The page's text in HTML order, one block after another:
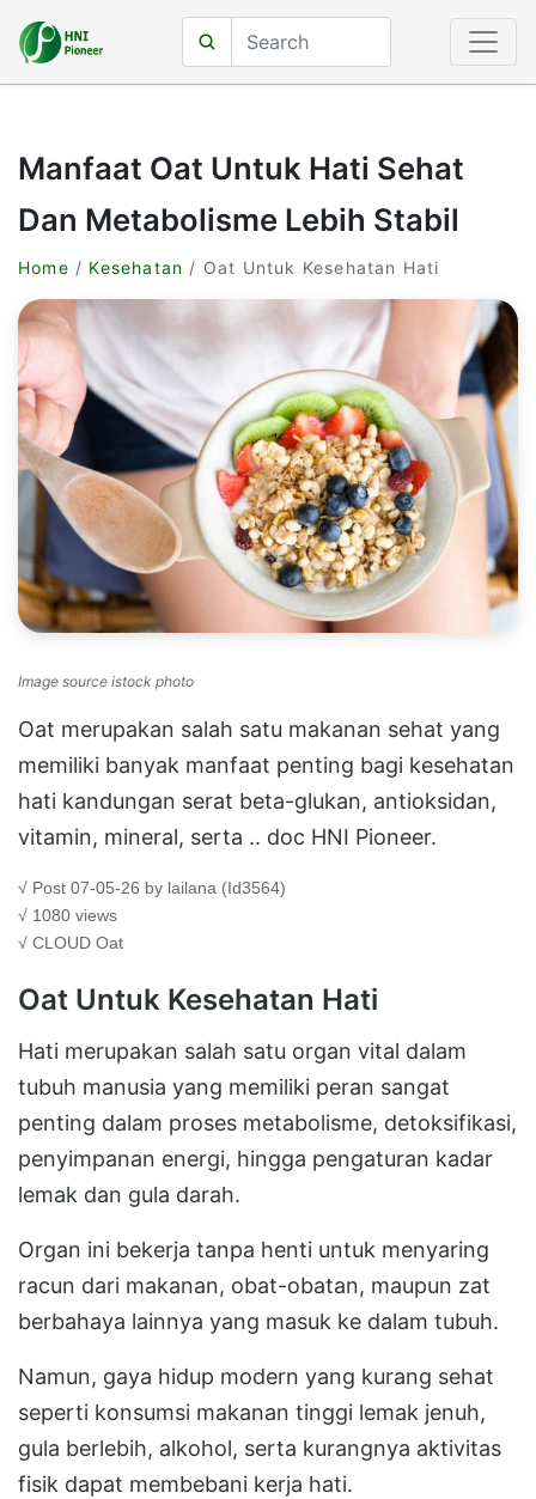
Manfaat Oat Untuk Hati Sehat
Dan Metabolisme Lebih Stabil
Home / Kesehatan / Oat Untuk Kesehatan Hati
Image source istock photo
Oat merupakan salah satu makanan sehat yang
memiliki banyak manfaat penting bagi kesehatan
hati kandungan serat beta-glukan, antioksidan,
vitamin, mineral, serta .. doc HNI Pioneer.
√ Post 07-05-26 by lailana (Id3564)
√ 1080 views
√ CLOUD Oat
Oat Untuk Kesehatan Hati
Hati merupakan salah satu organ vital dalam
tubuh manusia yang memiliki peran sangat
penting dalam proses metabolisme, detoksifikasi,
penyimpanan energi, hingga pengaturan kadar
lemak dan gula darah.
Organ ini bekerja tanpa henti untuk menyaring
racun dari makanan, obat-obatan, maupun zat
berbahaya lainnya yang masuk ke dalam tubuh.
Namun, gaya hidup modern yang kurang sehat
seperti konsumsi makanan tinggi lemak jenuh,
gula berlebih, alkohol, serta kurangnya aktivitas
fisik dapat membebani kerja hati.